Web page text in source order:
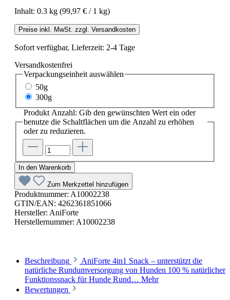
Inhalt: 0.3 kg (99,97 € / 1 kg)
Preise inkl. MwSt. zzgl. Versandkosten
Sofort verfügbar, Lieferzeit: 2-4 Tage
Versandkostenfrei
Verpackungseinheit auswählen
50g
300g
Produkt Anzahl: Gib den gewünschten Wert ein oder
benutze die Schaltflächen um die Anzahl zu erhöhen
oder zu reduzieren.
In den Warenkorb
Zum Merkzettel hinzufügen
Produktnummer: A10002238
GTIN/EAN: 4262361851066
Hersteller: AniForte
Herstellernummer: A10002238
Beschreibung
AniForte 4in1 Snack – unterstützt die
natürliche Rundumversorgung von Hunden 100 % natürlicher
Funktionssnack für Hunde Rund… Mehr
Bewertungen